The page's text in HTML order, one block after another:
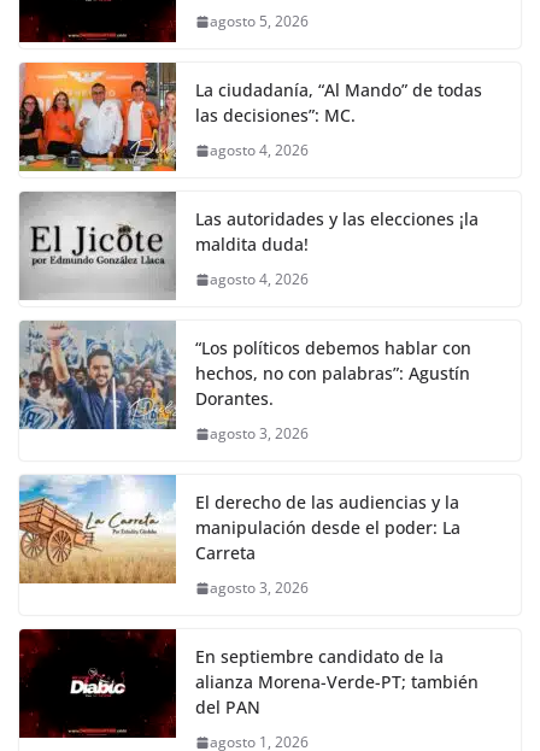
agosto 5, 2026
La ciudadanía, “Al Mando” de todas
las decisiones”: MC.
agosto 4, 2026
Las autoridades y las elecciones ¡la
maldita duda!
agosto 4, 2026
“Los políticos debemos hablar con
hechos, no con palabras”: Agustín
Dorantes.
agosto 3, 2026
El derecho de las audiencias y la
manipulación desde el poder: La
Carreta
agosto 3, 2026
En septiembre candidato de la
alianza Morena-Verde-PT; también
del PAN
agosto 1, 2026